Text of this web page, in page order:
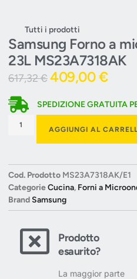
Tutti i prodotti
Samsung Forno a
23L MS23A7318AK
617,32€409,00€
SPEDIZIONE GRATUITA
AGGIUNGI AL
Cod. Prodotto MS23A7318AK/E1
CategorieCucina, Forni a
BrandSamsung
Prodotto
esaurito?
La maggior parte